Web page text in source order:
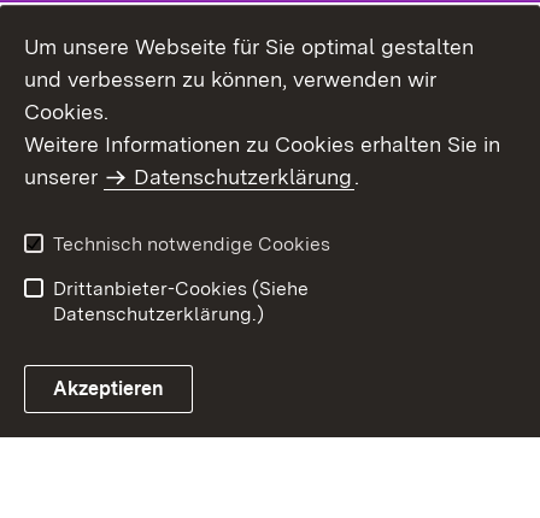
Benutzungshinweise
Erklärung zur
Um unsere Webseite für Sie optimal gestalten
und verbessern zu können, verwenden wir
Cookies.
Weitere Informationen zu Cookies erhalten Sie in
unserer
Datenschutzerklärung.
Technisch notwendige Cookies
Drittanbieter-Cookies (Siehe
Datenschutzerklärung.)
Akzeptieren